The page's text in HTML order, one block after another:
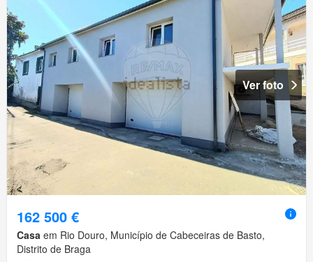
Ver foto
162 500 €
Casa em Rio Douro, Município de Cabeceiras de Basto,
Distrito de Braga